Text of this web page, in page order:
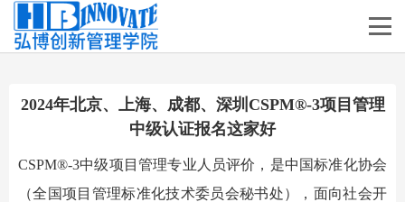
2024年北京、上海、成都、深圳CSPM®-3项目管理
中级认证报名这家好
CSPM®-3中级项目管理专业人员评价， 是中国标准化协会
（全国项目管理标准化技术委员会秘书处），面向社会开